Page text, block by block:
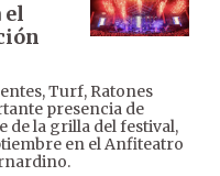
el
Turf, Ratones
presencia de
de la grilla del festival,
en el Anfiteatro